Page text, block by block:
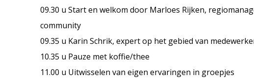
09.30 u Start en welkom door Marloes Rijken,
community
09.35 u Karin Schrik, expert op het gebied van
10.35 u Pauze met koffie/thee
11.00 u Uitwisselen van eigen ervaringen in groepjes